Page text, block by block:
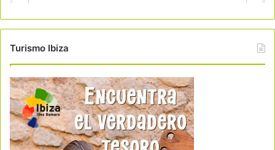
Turismo Ibiza